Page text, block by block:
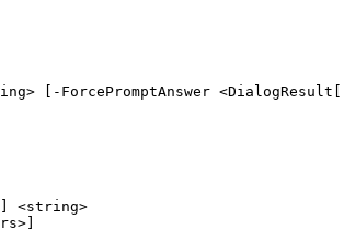
[-ForcePromptAnswer
<string>